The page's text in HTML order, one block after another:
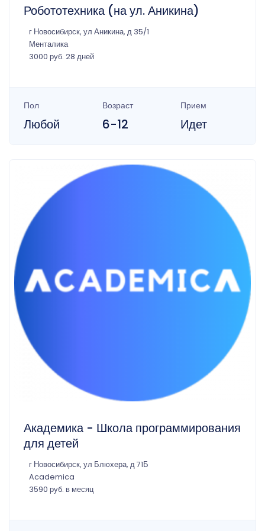
Робототехника (на ул. Аникина)
г Новосибирск, ул Аникина, д 35/1
Менталика
3000 руб. 28 дней
Пол
Любой
Возраст
6-12
Прием
Идет
Академика - Школа программирования
для детей
г Новосибирск, ул Блюхера, д 71Б
Academica
3590 руб. в месяц